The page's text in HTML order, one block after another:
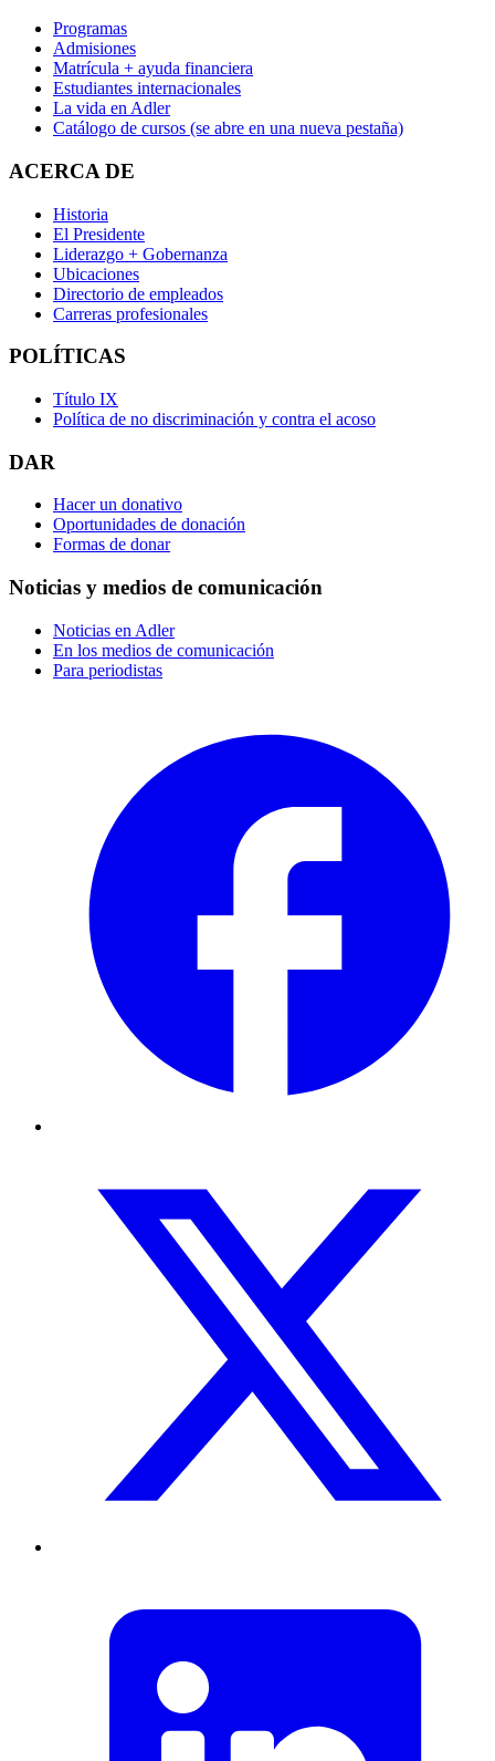
Programas
Admisiones
Matrícula + ayuda financiera
Estudiantes internacionales
La vida en Adler
Catálogo de cursos (se abre en una nueva pestaña)
ACERCA DE
Historia
El Presidente
Liderazgo + Gobernanza
Ubicaciones
Directorio de empleados
Carreras profesionales
POLÍTICAS
Título IX
Política de no discriminación y contra el acoso
DAR
Hacer un donativo
Oportunidades de donación
Formas de donar
Noticias y medios de comunicación
Noticias en Adler
En los medios de comunicación
Para periodistas